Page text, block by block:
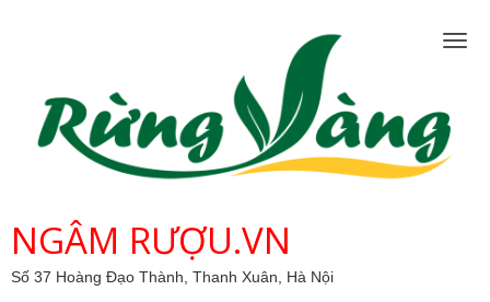
NGÂM RƯỢU.VN
Số 37 Hoàng Đạo Thành, Thanh Xuân, Hà Nội